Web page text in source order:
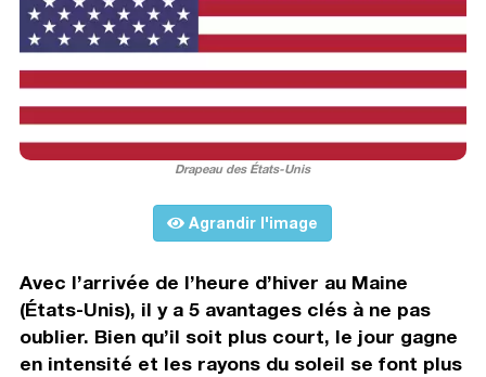
Drapeau des États-Unis
Agrandir l'image
Avec l’arrivée de l’heure d’hiver au Maine
(États-Unis), il y a 5 avantages clés à ne pas
oublier. Bien qu’il soit plus court, le jour gagne
en intensité et les rayons du soleil se font plus